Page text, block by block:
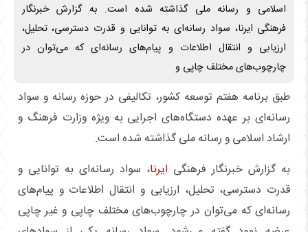
اسلامی و رسانه ملی گذاشته شده است. به گزارش خبرنگار
فرهنگی ایرنا، سواد رسانه‌ای به توانایی و قدرت دسترسی، تحلیل،
ارزیابی و انتقال اطلاعات و پیام‌های رسانه‌ای که می‌توان در
چارچوب‌های مختلف چاپی و
طبق برنامه هفتم توسعه کشور، تکالیفی در حوزه رسانه و سواد
رسانه‌ای بر عهده دستگاه‌های اجرایی به ویژه وزارت فرهنگ و
ارشاد اسلامی و رسانه ملی گذاشته شده است.
به گزارش خبرنگار فرهنگی ایرنا، سواد رسانه‌ای به توانایی و
قدرت دسترسی، تحلیل، ارزیابی و انتقال اطلاعات و پیام‌های
رسانه‌ای که می‌توان در چارچوب‌های مختلف چاپی و غیر چاپی